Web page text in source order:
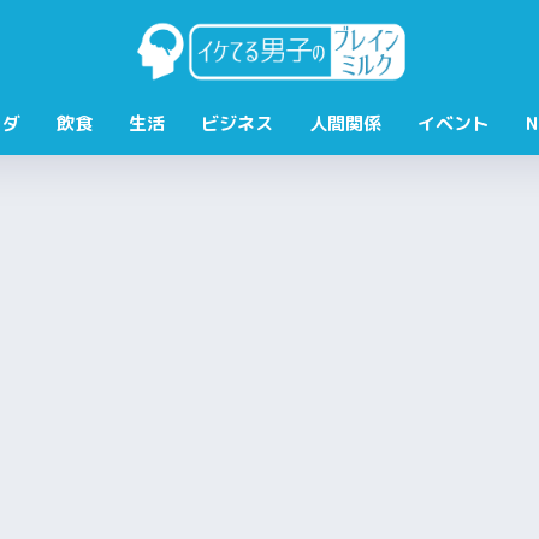
飲食 生活 ビジネス 人間関係 イベント